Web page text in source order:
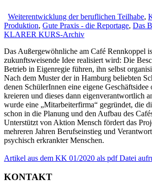
Weiterentwicklung der beruflichen Teilhabe,
Produktion, Gute Praxis - die Reportage, Das
KLARER KURS-Archiv
Das Außergewöhnliche am Café Rennkoppel
zukunftsweisende Idee realisiert wird: Die
Betrieb in Eigenregie führen, ihn selbst
Nach dem Muster der in Hamburg beliebten
denen SchülerInnen eine eigene
kreieren und dieses dann eigenverantwortlich
wurde eine „Mitarbeiterfirma“ gegründet, die
schon in die Planung und den Aufbau des
Unterstützt von Aktion Mensch fördert das
mehreren Jahren Berufseinstieg und
psychisch erkrankter Menschen.
Artikel aus dem KK 01/2020 als pdf Datei
KONTAKT